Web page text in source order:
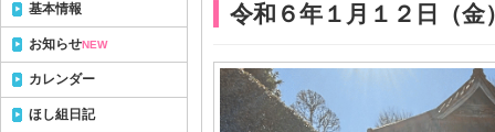
令和６年１月１２日（金
基本情報
お知らせNEW
カレンダー
ほし組日記